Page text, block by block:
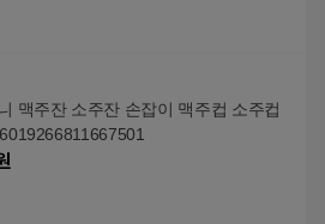
맥주잔 소주잔 손잡이 맥주컵 소주컵